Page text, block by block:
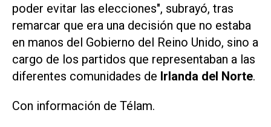
poder evitar las elecciones", subrayó, tras
remarcar que era una decisión que no estaba
en manos del Gobierno del Reino Unido, sino a
cargo de los partidos que representaban a las
diferentes comunidades de Irlanda del Norte.
Con información de Télam.